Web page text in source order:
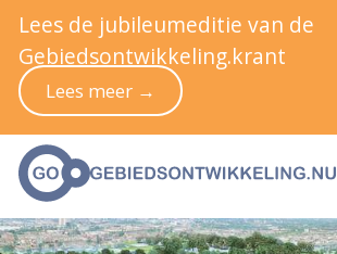
Lees de jubileumeditie van de
Gebiedsontwikkeling.krant
Lees meer →